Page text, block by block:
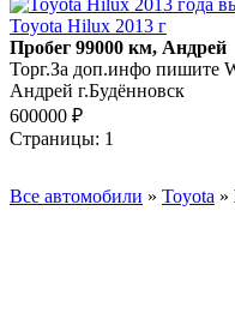
Toyota Hilux 2013 г
Пробег 99000 км, Андрей
Торг.За доп.инфо пишите
Андрей г.Будённовск
600000 ₽
Страницы: 1
Все автомобили » Toyota »